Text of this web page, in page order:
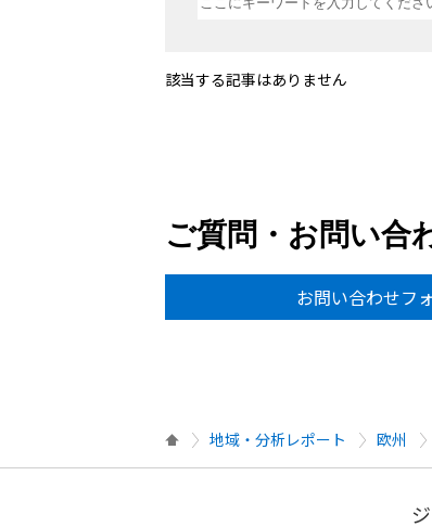
該当する記事はありません
ご質問・お問い合
お問い合わせフ
地域・分析レポート 欧州